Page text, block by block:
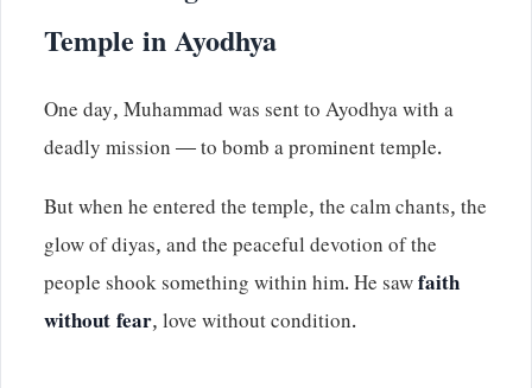
Temple in Ayodhya
One day, Muhammad was sent to Ayodhya with a
deadly mission — to bomb a prominent temple.
But when he entered the temple, the calm chants, the
glow of diyas, and the peaceful devotion of the
people shook something within him. He sawfaith
without fear, love without condition.